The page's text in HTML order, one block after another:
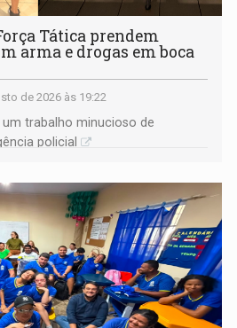
Tática prendem
arma e drogas em boca
de 2026 às 19:22
trabalho minucioso de
policial